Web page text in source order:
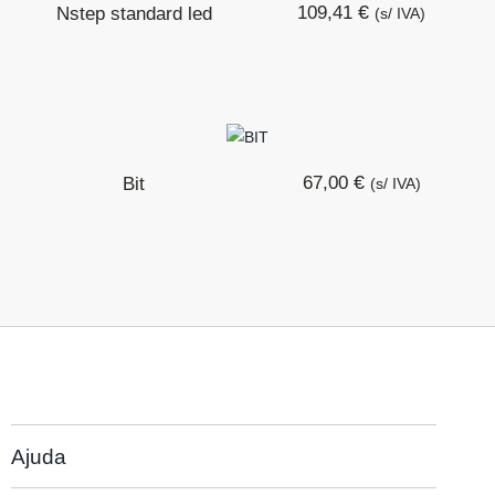
Nstep standard led 109,41 € (s/ IVA)
Bit 67,00 € (s/ IVA)
Ajuda